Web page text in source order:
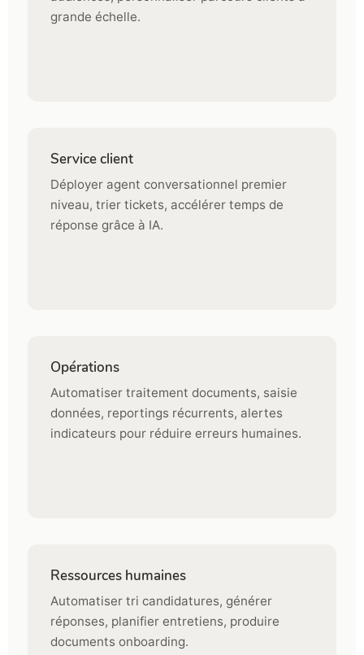
grande échelle.
Service client
Déployer agent conversationnel premier
niveau, trier tickets, accélérer temps de
réponse grâce à IA.
Opérations
Automatiser traitement documents, saisie
données, reportings récurrents, alertes
indicateurs pour réduire erreurs humaines.
Ressources humaines
Automatiser tri candidatures, générer
réponses, planifier entretiens, produire
documents onboarding.